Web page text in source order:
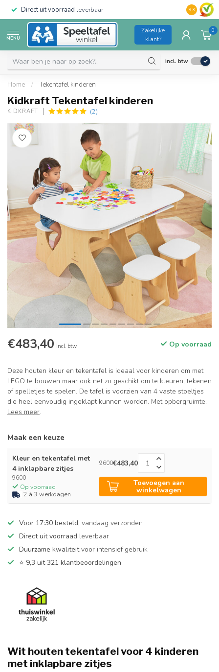
Direct uit voorraad leverbaar Duurzame
9.3
MENU
Zakelijke
klant?
0
Incl. btw
Home / Tekentafel kinderen
Kidkraft Tekentafel kinderen
KIDKRAFT (2)
€483,40 Incl. btw Op voorraad
Deze houten kleur en tekentafel is ideaal voor kinderen om met
LEGO te bouwen maar ook net zo geschikt om te kleuren, tekenen
of spelletjes te spelen. De tafel is voorzien van 4 vaste stoeltjes
die heel eenvoudig ingeklapt kunnen worden. Met opbergruimte.
Lees meer.
Maak een keuze
Kleur en tekentafel met
4 inklapbare zitjes
9600
Op voorraad
2 à 3 werkdagen
9600€483,40
Toevoegen aan
winkelwagen
Voor 17:30 besteld, vandaag verzonden
Direct uit voorraad leverbaar
Duurzame kwaliteitvoor intensief gebruik
⭐ 9,3 uit 321 klantbeoordelingen
Wit houten tekentafel voor 4 kinderen
met inklapbare zitjes